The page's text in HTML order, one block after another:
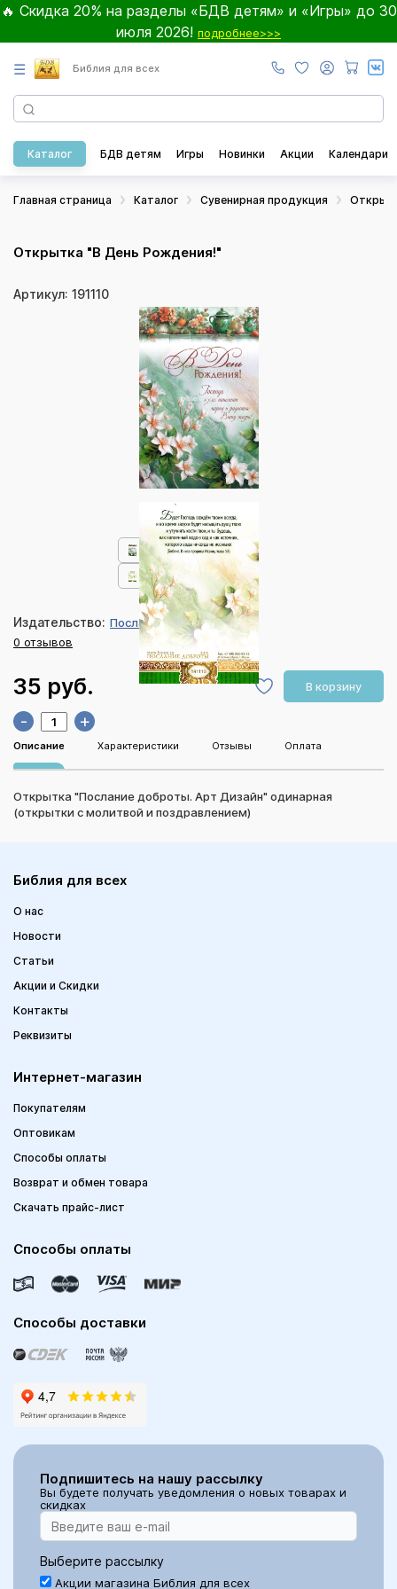
🔥 Скидка 20% на разделы «БДВ детям» и «Игры» до 30
июля 2026! подробнее>>>
☰ Библия для всех
Каталог БДВ детям Игры Новинки Акции Календари
Главная страница Каталог Сувенирная продукция
Открытка "В День Рождения!"
Артикул: 191110
Издательство: Послание доброты
0 отзывов
35 руб. В корзину
- +
Описание Характеристики Отзывы Оплата
Открытка "Послание доброты. Арт Дизайн" одинарная
(открытки с молитвой и поздравлением)
Библия для всех
О нас
Новости
Статьи
Акции и Скидки
Контакты
Реквизиты
Интернет-магазин
Покупателям
Оптовикам
Способы оплаты
Возврат и обмен товара
Скачать прайс-лист
Способы оплаты
Способы доставки
Подпишитесь на нашу рассылку
Вы будете получать уведомления о новых товарах и
скидках
Выберите рассылку
Акции магазина Библия для всех